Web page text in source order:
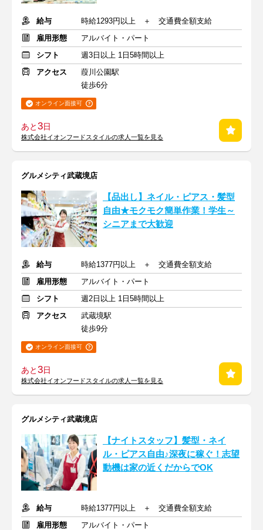
給与
時給1293円以上 ＋ 交通費全額支給
雇用形態
アルバイト・パート
シフト
週3日以上 1日5時間以上
アクセス
葭川公園駅
徒歩6分
オンライン面接可
あと3日
株式会社イオンフードスタイルの求人一覧を見る
グルメシティ武蔵境店
【品出し】ネイル・ピアス・髪型
自由★モクモク簡単作業！学生～
シニアまで大歓迎
給与
時給1377円以上 ＋ 交通費全額支給
雇用形態
アルバイト・パート
シフト
週2日以上 1日5時間以上
アクセス
武蔵境駅
徒歩9分
オンライン面接可
あと3日
株式会社イオンフードスタイルの求人一覧を見る
グルメシティ武蔵境店
【ナイトスタッフ】髪型・ネイ
ル・ピアス自由♪深夜に稼ぐ！志望
動機は家の近くだからでOK
給与
時給1377円以上 ＋ 交通費全額支給
雇用形態
アルバイト・パート